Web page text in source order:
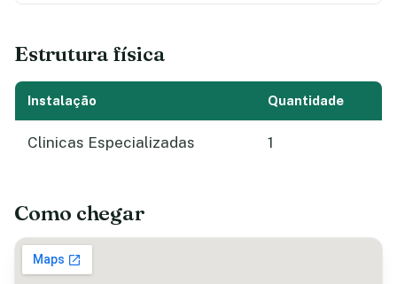
Estrutura física
Instalação Quantidade
Clinicas Especializadas 1
Como chegar